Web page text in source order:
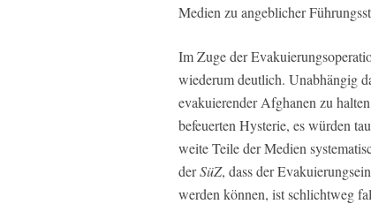
Medien zu angeblicher
Im Zuge der
wiederum deutlich. Unabhängig
evakuierender Afghanen zu
befeuerten Hysterie, es würden
weite Teile der Medien
derSüZ, dass der
werden können, ist schlichtweg